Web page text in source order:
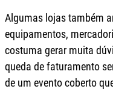
Algumas lojas também
equipamentos,
costuma gerar muita
queda de faturamento
de um evento coberto